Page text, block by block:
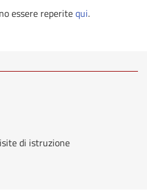
essere reperitequi.
di istruzione